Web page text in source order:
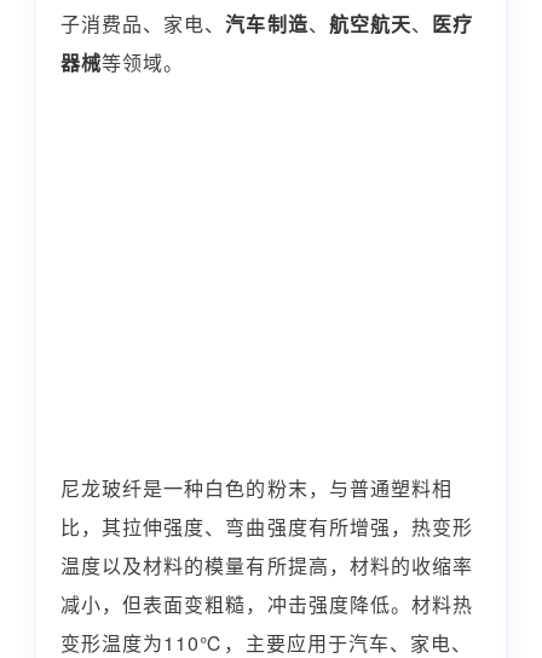
子消费品、家电、汽车制造、 航空航天、 医疗
器械等领域。
尼龙玻纤是一种白色的粉末，与普通塑料相
比，其拉伸强度、弯曲强度有所增强，热变形
温度以及材料的模量有所提高，材料的收缩率
减小，但表面变粗糙，冲击强度降低。材料热
变形温度为110℃，主要应用于汽车、家电、